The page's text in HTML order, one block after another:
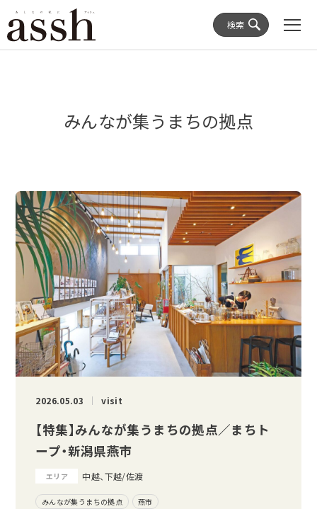
検索
みんなが集うまちの拠点
2026.05.03 visit
【特集】みんなが集うまちの拠点／まちト
ープ・新潟県燕市
エリア 中越、下越/佐渡
みんなが集うまちの拠点 燕市